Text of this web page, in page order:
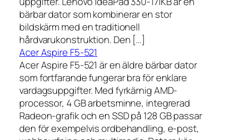
bärbar dator som kombinerar en stor
bildskärm med en traditionell
hårdvarukonstruktion. Den […]
Acer Aspire F5-521
Acer Aspire F5-521 är en äldre bärbar dator
som fortfarande fungerar bra för enklare
vardagsuppgifter. Med fyrkärnig AMD-
processor, 4 GB arbetsminne, integrerad
Radeon-grafik och en SSD på 128 GB passar
den för exempelvis ordbehandling, e-post,